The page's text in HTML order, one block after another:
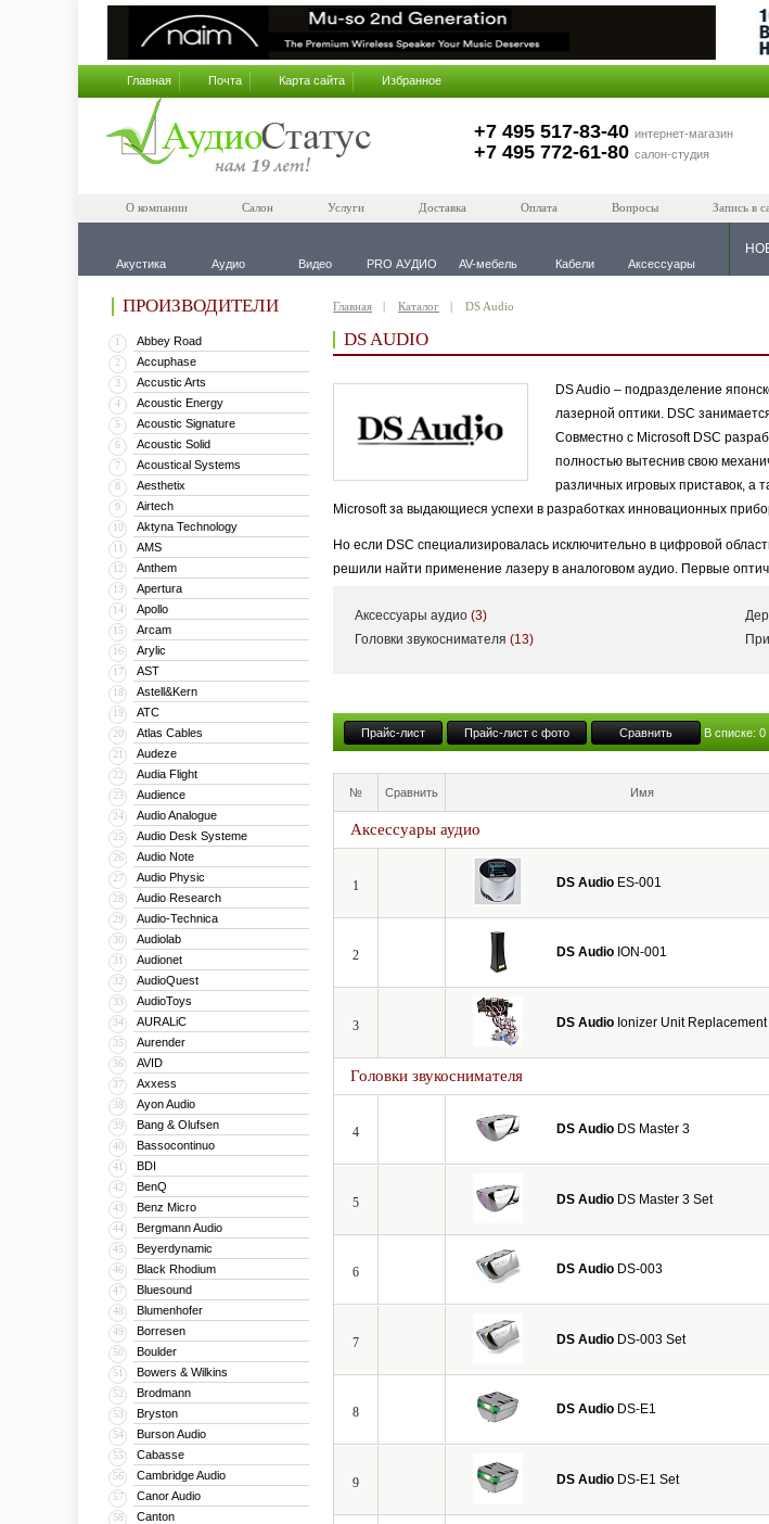
Главная Почта Карта сайта Избранное
+7 495 517-83-40 интернет-магазин
+7 495 772-61-80 салон-студия
О компании Салон Услуги Доставка Оплата Вопросы Запись в
Акустика Аудио Видео PRO АУДИО AV-мебель Кабели Аксессуары
ПРОИЗВОДИТЕЛИ
1 Abbey Road
2 Accuphase
3 Accustic Arts
4 Acoustic Energy
5 Acoustic Signature
6 Acoustic Solid
7 Acoustical Systems
8 Aesthetix
9 Airtech
10 Aktyna Technology
11 AMS
12 Anthem
13 Apertura
14 Apollo
15 Arcam
16 Arylic
17 AST
18 Astell&Kern
19 ATC
20 Atlas Cables
21 Audeze
22 Audia Flight
23 Audience
24 Audio Analogue
25 Audio Desk Systeme
26 Audio Note
27 Audio Physic
28 Audio Research
29 Audio-Technica
30 Audiolab
31 Audionet
32 AudioQuest
33 AudioToys
34 AURALiC
35 Aurender
36 AVID
37 Axxess
38 Ayon Audio
39 Bang & Olufsen
40 Bassocontinuo
41 BDI
42 BenQ
43 Benz Micro
44 Bergmann Audio
45 Beyerdynamic
46 Black Rhodium
47 Bluesound
48 Blumenhofer
49 Borresen
50 Boulder
51 Bowers & Wilkins
52 Brodmann
53 Bryston
54 Burson Audio
55 Cabasse
56 Cambridge Audio
57 Canor Audio
58 Canton
Главная Каталог DS Audio
DS AUDIO
DS Audio – подразделение
лазерной оптики. DSC
Совместно с Microsoft DSC
полностью вытеснив свою
различных игровых приставок, а
Microsoft за выдающиеся успехи в разработках инновационных
Но если DSC специализировалась исключительно в цифровой
решили найти применение лазеру в аналоговом аудио. Первые
виниловой пластинки, к тому же, они были весьма капризны в
отодвинуло какие-либо попытки внедрения инноваций в аналоговом
свойствами. Эта головка на вид ничем не отличается от
сложнейшей следящей электроники, необходим лишь специальный
Аксессуары аудио (3)
Головки звукоснимателя (13)
Прайс-лист Прайс-лист с фото Сравнить В списке: 0
№ Сравнить Имя
Аксессуары аудио
1 DS Audio ES-001
2 DS Audio ION-001
3 DS Audio Ionizer Unit
Головки звукоснимателя
4 DS Audio DS Master 3
5 DS Audio DS Master 3 Set
6 DS Audio DS-003
7 DS Audio DS-003 Set
8 DS Audio DS-E1
9 DS Audio DS-E1 Set